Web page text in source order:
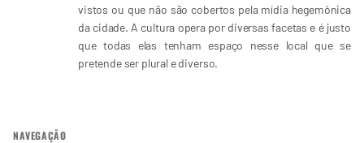
vistos ou que não são cobertos pela mídia hegemônica
da cidade. A cultura opera por diversas facetas e é justo
que todas elas tenham espaço nesse local que se
pretende ser plural e diverso.
NAVEGAÇÃO